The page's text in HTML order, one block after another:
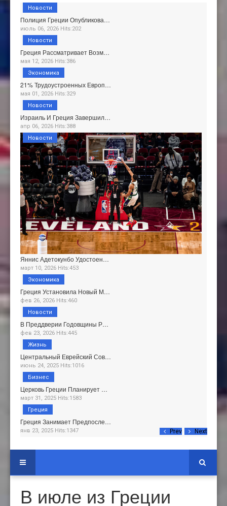
Prev Next
Полиция Греции Опубликова…
июль 06, 2026 Hits:202
Новости
Греция Рассматривает Возм…
мая 12, 2026 Hits:386
Новости
21% Трудоустроенных Европ…
мая 01, 2026 Hits:329
Экономика
Израиль И Греция Завершил…
апр 06, 2026 Hits:388
Новости
Яннис Адетокунбо Удостоен…
март 10, 2026 Hits:453
Новости
Греция Установила Новый М…
фев 26, 2026 Hits:460
Экономика
В Преддверии Годовщины Р…
фев 23, 2026 Hits:445
Новости
Центральный Еврейский Сов…
июнь 24, 2025 Hits:1016
Жизнь
Церковь Греции Планирует …
март 31, 2025 Hits:1583
Бизнес
Греция Занимает Предпосле…
янв 23, 2025 Hits:1347
Греция
В июле из Греции